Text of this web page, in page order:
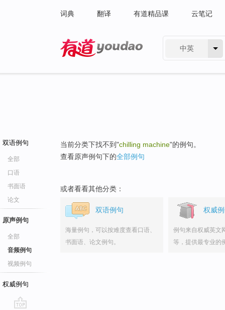
词典 翻译 有道精品课 云笔记
中英
双语例句
全部
口语
书面语
论文
原声例句
全部
音频例句
视频例句
权威例句
当前分类下找不到"chilling machine"的例句。
查看原声例句下的全部例句
或者看看其他分类：
双语例句
海量例句，可以按难度查看口语、
书面语、论文例句。
权威
例句来自权威英文
等，提供最专业的